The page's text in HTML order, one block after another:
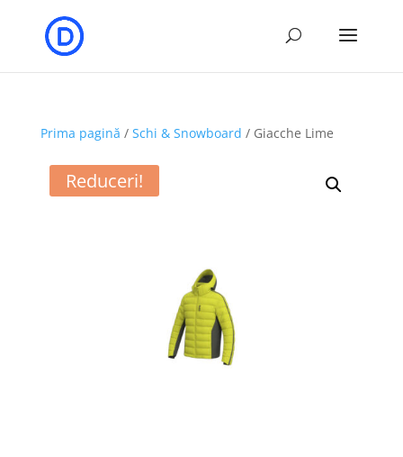
Prima pagină / Schi & Snowboard / Giacche Lime
Reduceri!